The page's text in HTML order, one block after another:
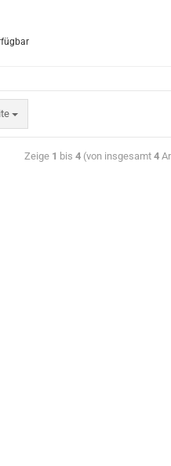
Zeige 1 bis 4 (von insgesamt 4